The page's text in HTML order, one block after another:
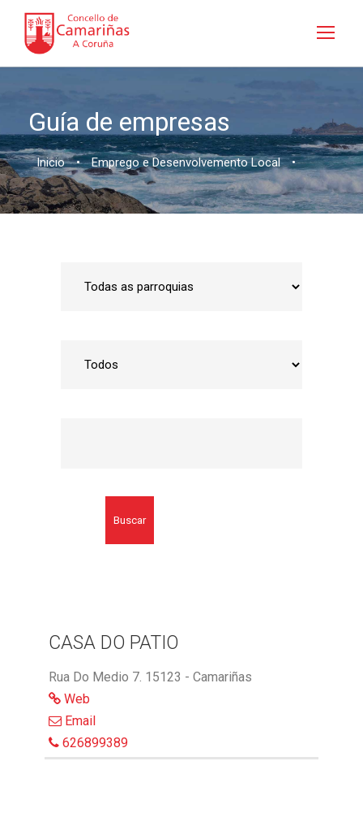
Guía de empresas
Inicio • Emprego e Desenvolvemento Local •
Buscar
CASA DO PATIO
Rua Do Medio 7. 15123 - Camariñas
Web
Email
626899389